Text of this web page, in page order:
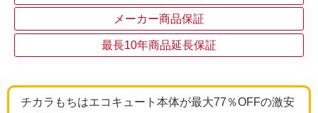
メーカー商品保証
最長10年商品延長保証
チカラもちはエコキュート本体が最大77％OFFの激安